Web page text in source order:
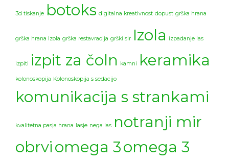
3d tiskanje botoks digitalna kreativnost dopust grška hrana
grška hrana Izola grška restavracija grški sir Izola izpadanje las
izpiti izpit za čoln kamni keramika
kolonoskopija Kolonoskopija s sedacijo
komunikacija s strankami
kvalitetna pasja hrana lasje nega las notranji mir
obrvi omega 3omega 3